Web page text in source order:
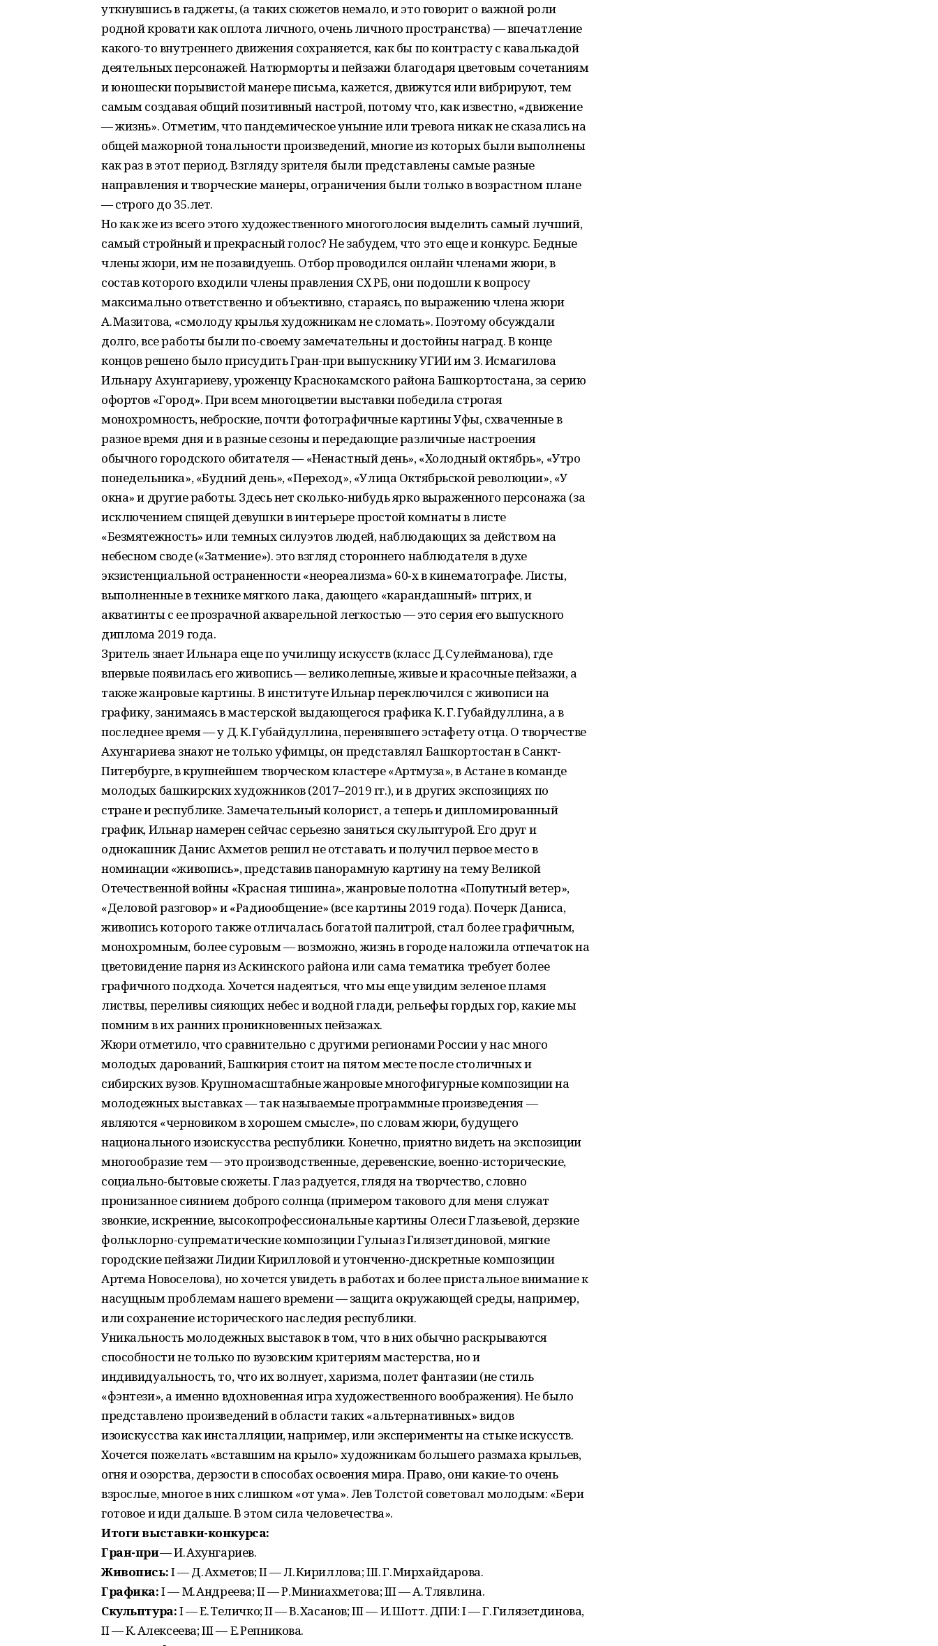
уткнувшись в гаджеты, (а таких сюжетов немало, и это говорит о важной роли
родной кровати как оплота личного, очень личного пространства) — впечатление
какого-то внутреннего движения сохраняется, как бы по контрасту с кавалькадой
деятельных персонажей. Натюрморты и пейзажи благодаря цветовым сочетаниям
и юношески порывистой манере письма, кажется, движутся или вибрируют, тем
самым создавая общий позитивный настрой, потому что, как известно, «движение
— жизнь». Отметим, что пандемическое уныние или тревога никак не сказались на
общей мажорной тональности произведений, многие из которых были выполнены
как раз в этот период. Взгляду зрителя были представлены самые разные
направления и творческие манеры, ограничения были только в возрастном плане
— строго до 35.лет.
Но как же из всего этого художественного многоголосия выделить самый лучший,
самый стройный и прекрасный голос? Не забудем, что это еще и конкурс. Бедные
члены жюри, им не позавидуешь. Отбор проводился онлайн членами жюри, в
состав которого входили члены правления СХ РБ, они подошли к вопросу
максимально ответственно и объективно, стараясь, по выражению члена жюри
А. Мазитова, «смолоду крылья художникам не сломать». Поэтому обсуждали
долго, все работы были по-своему замечательны и достойны наград. В конце
концов решено было присудить Гран-при выпускнику УГИИ им З. Исмагилова
Ильнару Ахунгариеву, уроженцу Краснокамского района Башкортостана, за серию
офортов «Город». При всем многоцветии выставки победила строгая
монохромность, неброские, почти фотографичные картины Уфы, схваченные в
разное время дня и в разные сезоны и передающие различные настроения
обычного городского обитателя — «Ненастный день», «Холодный октябрь», «Утро
понедельника», «Будний день», «Переход», «Улица Октябрьской революции», «У
окна» и другие работы. Здесь нет сколько-нибудь ярко выраженного персонажа (за
исключением спящей девушки в интерьере простой комнаты в листе
«Безмятежность» или темных силуэтов людей, наблюдающих за действом на
небесном своде («Затмение»). это взгляд стороннего наблюдателя в духе
экзистенциальной остраненности «неореализма» 60‑х в кинематографе. Листы,
выполненные в технике мягкого лака, дающего «карандашный» штрих, и
акватинты с ее прозрачной акварельной легкостью — это серия его выпускного
диплома 2019 года.
Зритель знает Ильнара еще по училищу искусств (класс Д. Сулейманова), где
впервые появилась его живопись — великолепные, живые и красочные пейзажи, а
также жанровые картины. В институте Ильнар переключился с живописи на
графику, занимаясь в мастерской выдающегося графика К. Г. Губайдуллина, а в
последнее время — у Д. К. Губайдуллина, перенявшего эстафету отца. О творчестве
Ахунгариева знают не только уфимцы, он представлял Башкортостан в Санкт-
Питербурге, в крупнейшем творческом кластере «Артмуза», в Астане в команде
молодых башкирских художников (2017–2019 гг.), и в других экспозициях по
стране и республике. Замечательный колорист, а теперь и дипломированный
график, Ильнар намерен сейчас серьезно заняться скульптурой. Его друг и
однокашник Данис Ахметов решил не отставать и получил первое место в
номинации «живопись», представив панорамную картину на тему Великой
Отечественной войны «Красная тишина», жанровые полотна «Попутный ветер»,
«Деловой разговор» и «Радиообщение» (все картины 2019 года). Почерк Даниса,
живопись которого также отличалась богатой палитрой, стал более графичным,
монохромным, более суровым — возможно, жизнь в городе наложила отпечаток на
цветовидение парня из Аскинского района или сама тематика требует более
графичного подхода. Хочется надеяться, что мы еще увидим зеленое пламя
листвы, переливы сияющих небес и водной глади, рельефы гордых гор, какие мы
помним в их ранних проникновенных пейзажах.
Жюри отметило, что сравнительно с другими регионами России у нас много
молодых дарований, Башкирия стоит на пятом месте после столичных и
сибирских вузов. Крупномасштабные жанровые многофигурные композиции на
молодежных выставках — так называемые программные произведения —
являются «черновиком в хорошем смысле», по словам жюри, будущего
национального изоискусства республики. Конечно, приятно видеть на экспозиции
многообразие тем — это производственные, деревенские, военно-исторические,
социально-бытовые сюжеты. Глаз радуется, глядя на творчество, словно
пронизанное сиянием доброго солнца (примером такового для меня служат
звонкие, искренние, высокопрофессиональные картины Олеси Глазьевой, дерзкие
фольклорно-супрематические композиции Гульназ Гилязетдиновой, мягкие
городские пейзажи Лидии Кирилловой и утонченно-дискретные композиции
Артема Новоселова), но хочется увидеть в работах и более пристальное внимание к
насущным проблемам нашего времени — защита окружающей среды, например,
или сохранение исторического наследия республики.
Уникальность молодежных выставок в том, что в них обычно раскрываются
способности не только по вузовским критериям мастерства, но и
индивидуальность, то, что их волнует, харизма, полет фантазии (не стиль
«фэнтези», а именно вдохновенная игра художественного воображения). Не было
представлено произведений в области таких «альтернативных» видов
изоискусства как инсталляции, например, или эксперименты на стыке искусств.
Хочется пожелать «вставшим на крыло» художникам большего размаха крыльев,
огня и озорства, дерзости в способах освоения мира. Право, они какие-то очень
взрослые, многое в них слишком «от ума». Лев Толстой советовал молодым: «Бери
готовое и иди дальше. В этом сила человечества».
Итоги выставки-конкурса:
Гран-при— И. Ахунгариев.
Живопись:I — Д. Ахметов; II — Л. Кириллова; III. Г. Мирхайдарова.
Графика:I — М. Андреева; II — Р. Миниахметова; III — А. Тлявлина.
Скульптура:I — Е. Теличко; II — В. Хасанов; III — И. Шотт. ДПИ: I — Г. Гилязетдинова,
II — К. Алексеева; III — Е. Репникова.